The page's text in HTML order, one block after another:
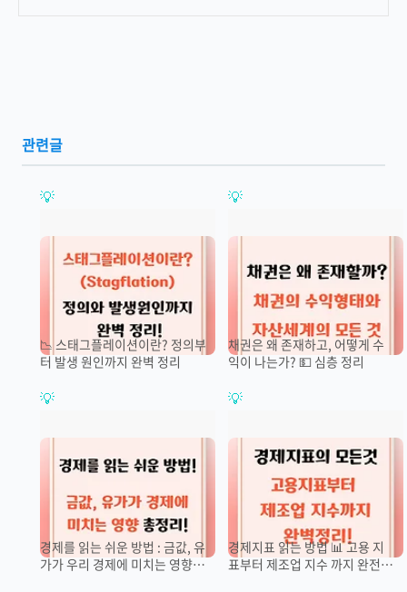
관련글
📉 스태그플레이션이란? 정의부
터 발생 원인까지 완벽 정리
채권은 왜 존재하고, 어떻게 수
익이 나는가? 💵 심층 정리
경제를 읽는 쉬운 방법 : 금값, 유
가가 우리 경제에 미치는 영향
경제지표 읽는 방법 📊 고용 지
표부터 제조업 지수 까지 완전